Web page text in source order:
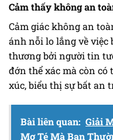
Cảm thấy không an
Cảm giác không an
ánh nỗi lo lắng về việc
thương bởi người tin
đớn thể xác mà còn
xúc, biểu thị sự bất an
Bài liên quan: Giải
Mơ Té Mà Bạn